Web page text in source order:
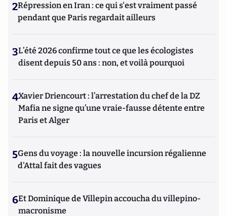
2Répression en Iran : ce qui s'est vraiment passé
pendant que Paris regardait ailleurs
3L’été 2026 confirme tout ce que les écologistes
disent depuis 50 ans : non, et voilà pourquoi
4Xavier Driencourt : l’arrestation du chef de la DZ
Mafia ne signe qu’une vraie-fausse détente entre
Paris et Alger
5Gens du voyage : la nouvelle incursion régalienne
d'Attal fait des vagues
6Et Dominique de Villepin accoucha du villepino-
macronisme